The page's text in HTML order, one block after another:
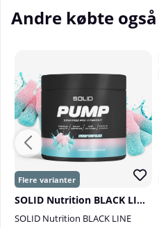
Andre købte også
SOLID Nutrition BLACK LINE Pump, 360 g
SOLID Nutrition BLACK LINE